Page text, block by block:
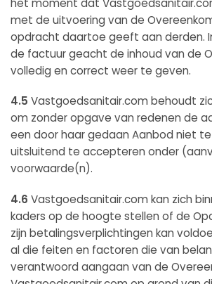
het moment dat
met de uitvoering van de
opdracht daartoe geeft aan derden.
de factuur geacht de inhoud van de
volledig en correct weer te geven.
4.5 Vastgoedsanitair.com behoudt
om zonder opgave van redenen de
een door haar gedaan Aanbod niet
uitsluitend te accepteren onder
voorwaarde(n).
4.6 Vastgoedsanitair.com kan zich
kaders op de hoogte stellen of de
zijn betalingsverplichtingen kan
al die feiten en factoren die van
verantwoord aangaan van de